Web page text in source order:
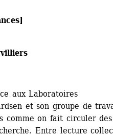
aux Laboratoires
et son groupe de
comme on fait circuler des
Entre lecture